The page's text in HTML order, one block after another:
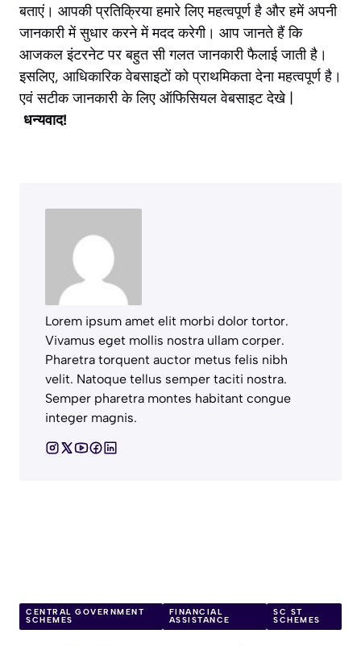
बताएं। आपकी प्रतिक्रिया हमारे लिए महत्वपूर्ण है और हमें अपनी
जानकारी में सुधार करने में मदद करेगी। आप जानते हैं कि
आजकल इंटरनेट पर बहुत सी गलत जानकारी फैलाई जाती है।
इसलिए, आधिकारिक वेबसाइटों को प्राथमिकता देना महत्वपूर्ण है।
एवं सटीक जानकारी के लिए ऑफिसियल वेबसाइट देखे |
धन्यवाद!
Lorem ipsum amet elit morbi dolor tortor.
Vivamus eget mollis nostra ullam corper.
Pharetra torquent auctor metus felis nibh
velit. Natoque tellus semper taciti nostra.
Semper pharetra montes habitant congue
integer magnis.
CENTRAL GOVERNMENT
SCHEMES
FINANCIAL
ASSISTANCE
SC ST
SCHEMES